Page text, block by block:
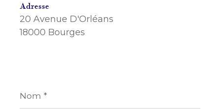
Adresse
20 Avenue D'Orléans
18000 Bourges
*